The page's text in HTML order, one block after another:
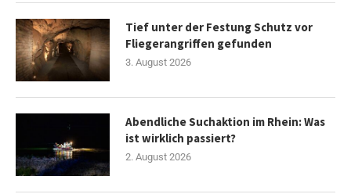
Tief unter der Festung Schutz vor
Fliegerangriffen gefunden
3. August 2026
Abendliche Suchaktion im Rhein: Was
ist wirklich passiert?
2. August 2026